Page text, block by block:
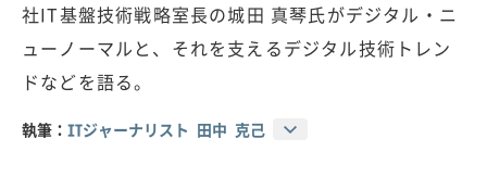
社IT基盤技術戦略室長の城田 真琴氏がデジタル・ニ
ューノーマルと、それを支えるデジタル技術トレン
ドなどを語る。
執筆： ITジャーナリスト 田中 克己